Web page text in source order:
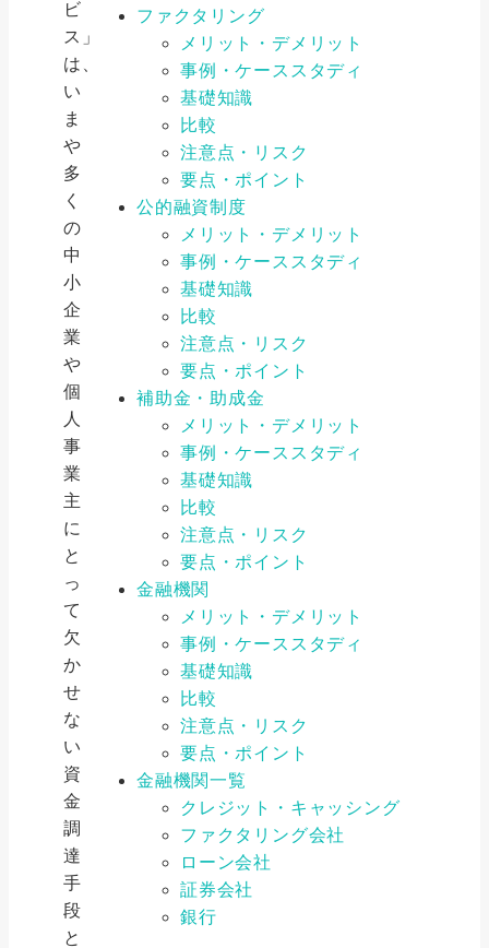
ビ
ス」
は、
い
ま
や
多
く
の
中
小
企
業
や
個
人
事
業
主
に
と
っ
て
欠
か
せ
な
い
資
金
調
達
手
段
と
ファクタリング
メリット・デメリット
事例・ケーススタディ
基礎知識
比較
注意点・リスク
要点・ポイント
公的融資制度
メリット・デメリット
事例・ケーススタディ
基礎知識
比較
注意点・リスク
要点・ポイント
補助金・助成金
メリット・デメリット
事例・ケーススタディ
基礎知識
比較
注意点・リスク
要点・ポイント
金融機関
メリット・デメリット
事例・ケーススタディ
基礎知識
比較
注意点・リスク
要点・ポイント
金融機関一覧
クレジット・キャッシング
ファクタリング会社
ローン会社
証券会社
銀行